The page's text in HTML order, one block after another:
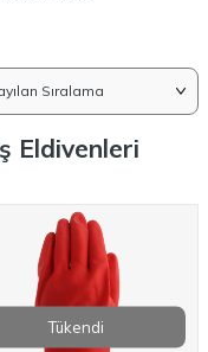
Eldivenleri
Tükendi